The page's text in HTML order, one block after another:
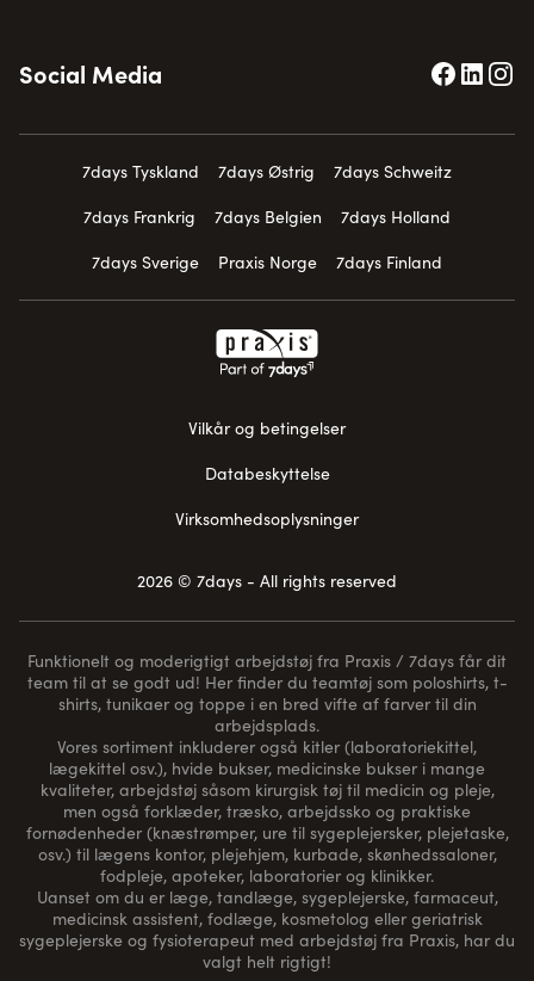
Social Media
7days Tyskland 7days Østrig
7days Schweitz
7days Frankrig
7days Belgien
7days Holland
7days Sverige
Praxis Norge 7days Finland
Vilkår og betingelser
Databeskyttelse
Virksomhedsoplysninger
2026 © 7days - All rights reserved
Funktionelt og moderigtigt arbejdstøj fra Praxis / 7days får dit
team til at se godt ud! Her finder du teamtøj som poloshirts, t-
shirts, tunikaer og toppe i en bred vifte af farver til din
arbejdsplads.
Vores sortiment inkluderer også kitler (laboratoriekittel,
lægekittel osv.), hvide bukser, medicinske bukser i mange
kvaliteter, arbejdstøj såsom kirurgisk tøj til medicin og pleje,
men også forklæder, træsko, arbejdssko og praktiske
fornødenheder (knæstrømper, ure til sygeplejersker, plejetaske,
osv.) til lægens kontor, plejehjem, kurbade, skønhedssaloner,
fodpleje, apoteker, laboratorier og klinikker.
Uanset om du er læge, tandlæge, sygeplejerske, farmaceut,
medicinsk assistent, fodlæge, kosmetolog eller geriatrisk
sygeplejerske og fysioterapeut med arbejdstøj fra Praxis, har du
valgt helt rigtigt!